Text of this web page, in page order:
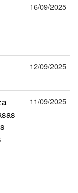
16/09/2025
12/09/2025
11/09/2025